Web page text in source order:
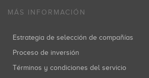
MÁS INFORMACIÓN
Estrategia de selección de compañías
Proceso de inversión
Términos y condiciones del servicio